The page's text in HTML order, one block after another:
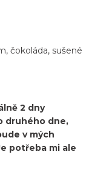
čokoláda, sušené
2 dny
druhého dne,
v mých
potřeba mi ale